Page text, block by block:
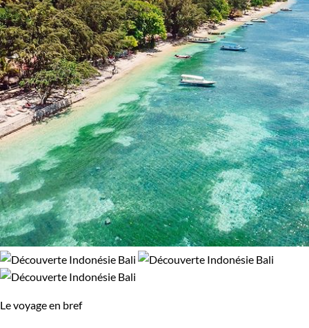
Le voyage en bref